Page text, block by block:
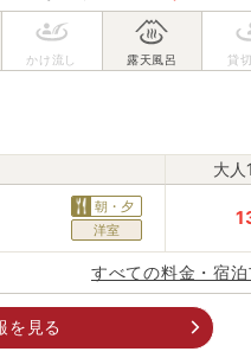
大人
朝・夕
洋室
すべての料金・宿
を見る